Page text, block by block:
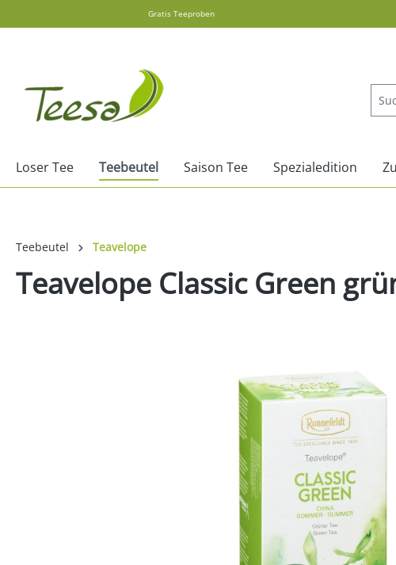
Zur Hauptnavigation springen
Gratis Teeproben
Loser Tee Teebeutel Saison Tee Spezialedition
Teebeutel Teavelope
Teavelope Classic Green